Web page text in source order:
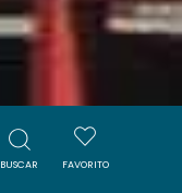
BUSCAR FAVORITO